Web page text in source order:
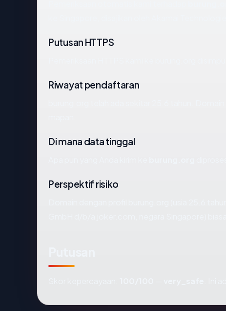
Putusan HTTPS
Riwayat pendaftaran
Di mana data tinggal
Perspektif risiko